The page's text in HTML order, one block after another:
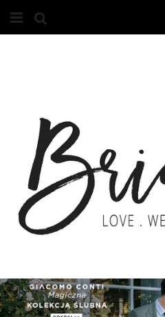
O NAS
KONTAKT
REKLAMA
ADVERTISING
ZGŁOSZENIA